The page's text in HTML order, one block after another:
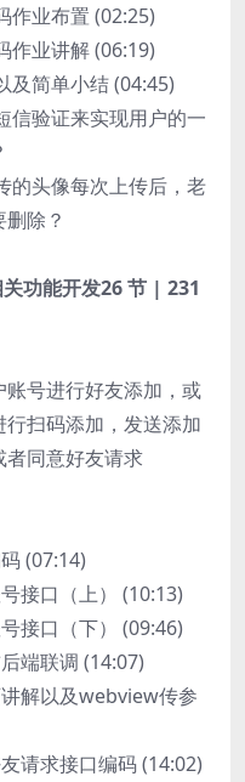
作业布置 (02:25)
作业讲解 (06:19)
及简单小结 (04:45)
信验证来实现用户的一
的头像每次上传后，老
除？
功能开发26 节 | 231
号进行好友添加，或
扫码添加，发送添加
同意好友请求
(07:14)
接口（上） (10:13)
接口（下） (09:46)
端联调 (14:07)
解以及webview传参
请求接口编码 (14:02)